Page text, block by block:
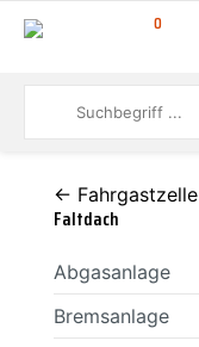
0
← Fahrgastzelle
Faltdach
Abgasanlage
Bremsanlage